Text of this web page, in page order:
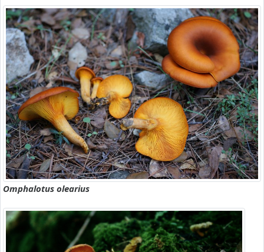
Omphalotus olearius